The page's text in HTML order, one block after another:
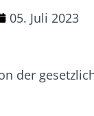
05. Juli 2023
der